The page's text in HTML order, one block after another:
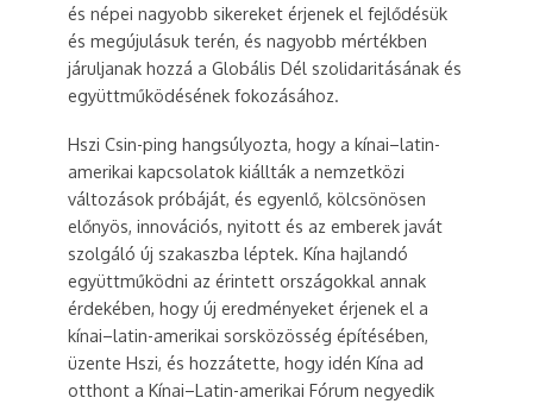
és népei nagyobb sikereket érjenek el fejlődésük
és megújulásuk terén, és nagyobb mértékben
járuljanak hozzá a Globális Dél szolidaritásának és
együttműködésének fokozásához.
Hszi Csin-ping hangsúlyozta, hogy a kínai–latin-
amerikai kapcsolatok kiállták a nemzetközi
változások próbáját, és egyenlő, kölcsönösen
előnyös, innovációs, nyitott és az emberek javát
szolgáló új szakaszba léptek. Kína hajlandó
együttműködni az érintett országokkal annak
érdekében, hogy új eredményeket érjenek el a
kínai–latin-amerikai sorsközösség építésében,
üzente Hszi, és hozzátette, hogy idén Kína ad
otthont a Kínai–Latin-amerikai Fórum negyedik